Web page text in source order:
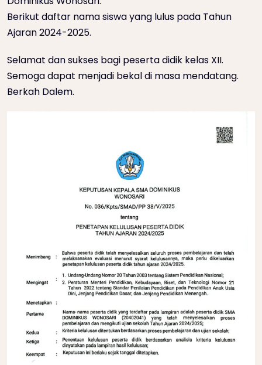
Berikut daftar nama siswa yang lulus pada Tahun
Ajaran 2024-2025.
Selamat dan sukses bagi peserta didik kelas XII.
Semoga dapat menjadi bekal di masa mendatang.
Berkah Dalem.